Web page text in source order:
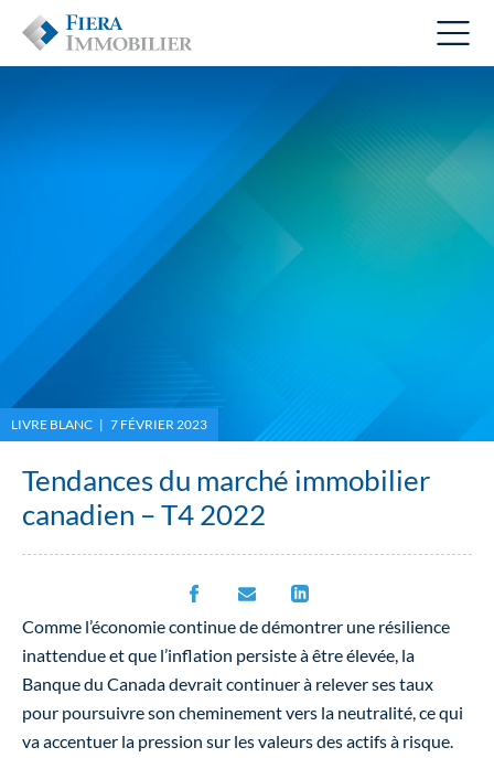
LIVRE BLANC | 7 FÉVRIER 2023
Tendances du marché immobilier
canadien – T4 2022
Comme l’économie continue de démontrer une résilience
inattendue et que l’inflation persiste à être élevée, la
Banque du Canada devrait continuer à relever ses taux
pour poursuivre son cheminement vers la neutralité, ce qui
va accentuer la pression sur les valeurs des actifs à risque.